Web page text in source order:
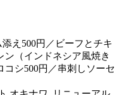
え500円／ビーフとチキ
ン（インドネシア風焼き
コシ500円／串刺しソーセ